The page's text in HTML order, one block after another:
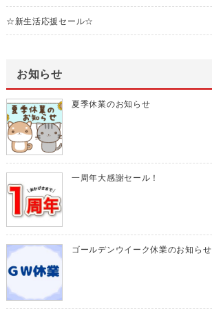
☆新生活応援セール☆
お知らせ
夏季休業のお知らせ
一周年大感謝セール！
ゴールデンウイーク休業のお知らせ